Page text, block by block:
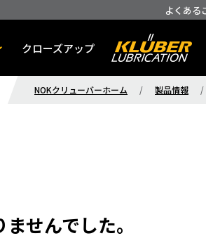
よくある
クローズアップ
NOKクリューバーホーム / 製品情報 /
せんでした。